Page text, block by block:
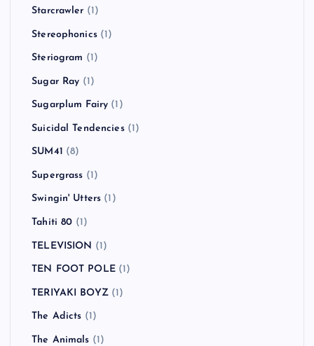
Starcrawler (1)
Stereophonics(1)
Steriogram (1)
Sugar Ray (1)
Sugarplum Fairy (1)
Suicidal Tendencies(1)
SUM41 (8)
Supergrass (1)
Swingin' Utters (1)
Tahiti 80 (1)
TELEVISION (1)
TEN FOOT POLE(1)
TERIYAKI BOYZ(1)
The Adicts (1)
The Animals (1)